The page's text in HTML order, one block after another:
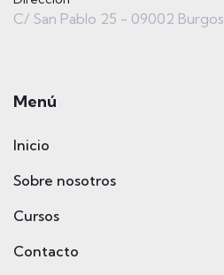
C/ San Pablo 25 - 09002 Burgos
Menú
Inicio
Sobre nosotros
Cursos
Contacto